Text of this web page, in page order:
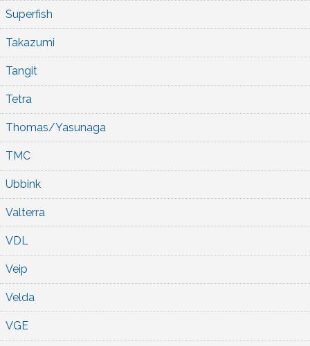
Superfish
Takazumi
Tangit
Tetra
Thomas/Yasunaga
TMC
Ubbink
Valterra
VDL
Veip
Velda
VGE